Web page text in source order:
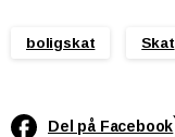
boligskat Skat
Del på Facebook